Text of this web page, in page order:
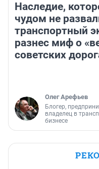
Наследие,
чудом не
транспортный
разнес миф о
советских
Олег Арефьев
Блогер,
владелец в
бизнесе